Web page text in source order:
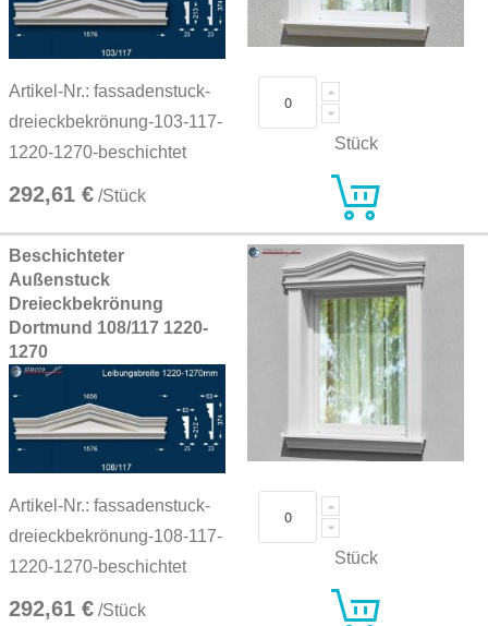
Artikel-Nr.: fassadenstuck-
dreieckbekrönung-103-117-
1220-1270-beschichtet
292,61 € /Stück
Stück
Beschichteter
Außenstuck
Dreieckbekrönung
Dortmund 108/117 1220-
1270
Artikel-Nr.: fassadenstuck-
dreieckbekrönung-108-117-
1220-1270-beschichtet
292,61 € /Stück
Stück